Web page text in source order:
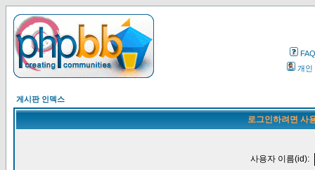
FAQ
개인
게시판 인덱스
로그인하려면 사
사용자 이름(id):